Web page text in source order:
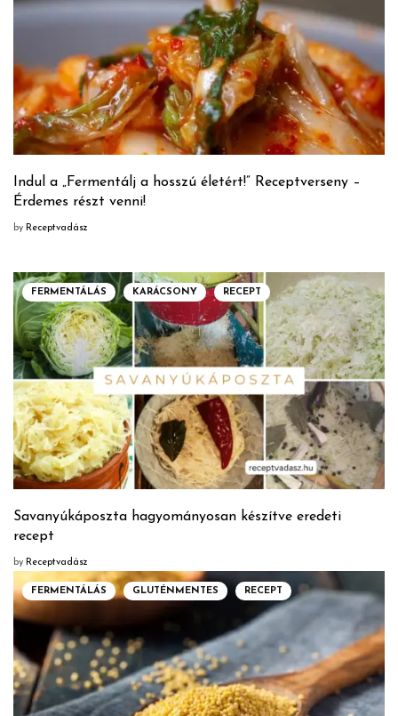
Indul a „Fermentálj a hosszú életért!” Receptverseny –
Érdemes részt venni!
by Receptvadász
FERMENTÁLÁS KARÁCSONY RECEPT
Savanyúkáposzta hagyományosan készítve eredeti
recept
by Receptvadász
FERMENTÁLÁS GLUTÉNMENTES RECEPT